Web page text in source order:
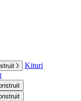
Kituri